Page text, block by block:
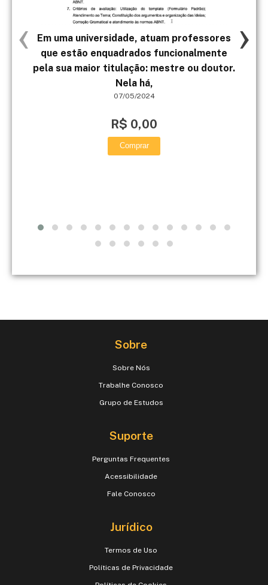
Em uma universidade, atuam professores
que estão enquadrados funcionalmente
pela sua maior titulação: mestre ou doutor.
Nela há,
07/05/2024
R$ 0,00
Comprar
‹ ›
Sobre
Sobre Nós
Trabalhe Conosco
Grupo de Estudos
Suporte
Perguntas Frequentes
Acessibilidade
Fale Conosco
Jurídico
Termos de Uso
Políticas de Privacidade